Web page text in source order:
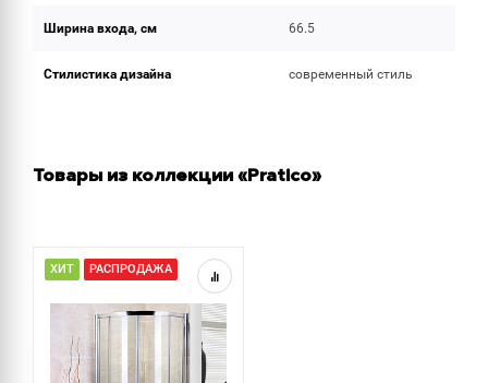
Ширина входа, см 66.5
Стилистика дизайна современный стиль
Товары из коллекции «Pratico»
ХИТ РАСПРОДАЖА